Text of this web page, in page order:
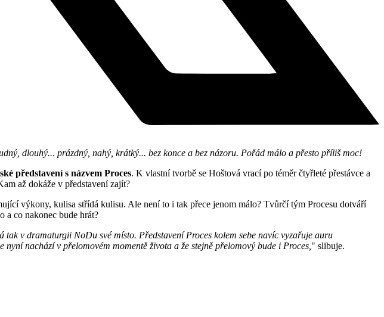
dlouhý... prázdný, nahý, krátký... bez konce a bez názoru. Pořád málo a přesto příliš moc!
představení s názvem Proces. K vlastní tvorbě se Hoštová vrací po téměr čtyřleté přestávce a
až dokáže v představení zajít?
výkony, kulisa střídá kulisu. Ale není to i tak přece jenom málo? Tvůrčí tým Procesu dotváří
a co nakonec bude hrát?
v dramaturgii NoDu své místo. Představení Proces kolem sebe navíc vyzařuje auru
nyní nachází v přelomovém momentě života a že stejně přelomový bude i Proces," slibuje.